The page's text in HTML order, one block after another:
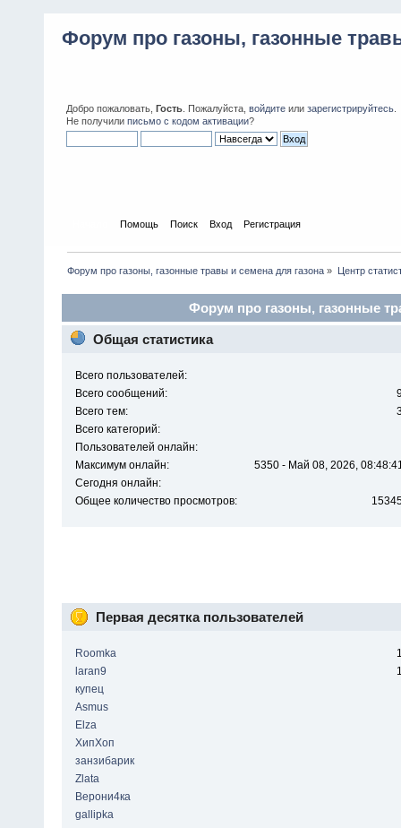
Форум про газоны, газонные
Добро пожаловать, Гость . Пожалуйста, войдите или зарегистрируйтесь
Не получили письмо с кодом активации?
Помощь Поиск Вход Регистрация
Форум про газоны, газонные травы и семена для газона » Центр
Форум про газоны, газонные
Общая статистика
Всего пользователей:
Всего сообщений:
Всего тем:
Всего категорий:
Пользователей онлайн:
Максимум онлайн:
5350 - Май 08, 2026,
Сегодня онлайн:
Общее количество просмотров:
Первая десятка пользователей
Roomka
laran9
купец
Asmus
Elza
ХипХоп
занзибарик
Zlata
Верони4ка
gallipka